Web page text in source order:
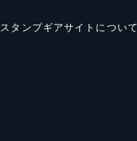
スタンプギアサイトについ